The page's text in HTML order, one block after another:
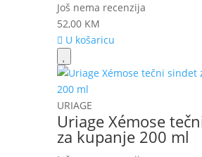
Još nema recenzija
52,00 KM
U košaricu
URIAGE
Uriage Xémose
za kupanje 200 ml